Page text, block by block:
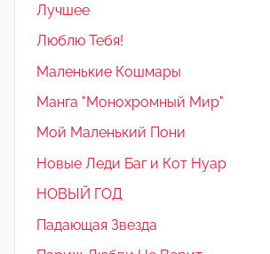
Лучшее
Люблю Тебя!
Маленькие Кошмары
Манга "Монохромный Мир"
Мой Маленький Пони
Новые Леди Баг и Кот Нуар
НОВЫЙ ГОД
Падающая Звезда